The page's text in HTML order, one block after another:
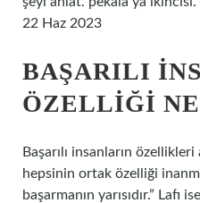
22 Haz 2023
BAŞARILI
ÖZELLIĞI
Başarılı insanların
hepsinin ortak özelliği
başarmanın yarısıdır.” Lafı